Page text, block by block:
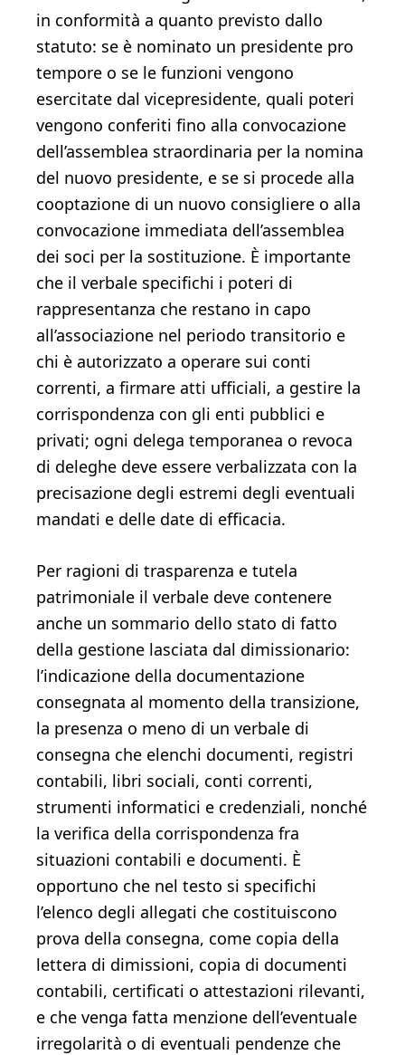
in conformità a quanto previsto dallo
statuto: se è nominato un presidente pro
tempore o se le funzioni vengono
esercitate dal vicepresidente, quali poteri
vengono conferiti fino alla convocazione
dell’assemblea straordinaria per la nomina
del nuovo presidente, e se si procede alla
cooptazione di un nuovo consigliere o alla
convocazione immediata dell’assemblea
dei soci per la sostituzione. È importante
che il verbale specifichi i poteri di
rappresentanza che restano in capo
all’associazione nel periodo transitorio e
chi è autorizzato a operare sui conti
correnti, a firmare atti ufficiali, a gestire la
corrispondenza con gli enti pubblici e
privati; ogni delega temporanea o revoca
di deleghe deve essere verbalizzata con la
precisazione degli estremi degli eventuali
mandati e delle date di efficacia.
Per ragioni di trasparenza e tutela
patrimoniale il verbale deve contenere
anche un sommario dello stato di fatto
della gestione lasciata dal dimissionario:
l’indicazione della documentazione
consegnata al momento della transizione,
la presenza o meno di un verbale di
consegna che elenchi documenti, registri
contabili, libri sociali, conti correnti,
strumenti informatici e credenziali, nonché
la verifica della corrispondenza fra
situazioni contabili e documenti. È
opportuno che nel testo si specifichi
l’elenco degli allegati che costituiscono
prova della consegna, come copia della
lettera di dimissioni, copia di documenti
contabili, certificati o attestazioni rilevanti,
e che venga fatta menzione dell’eventuale
irregolarità o di eventuali pendenze che